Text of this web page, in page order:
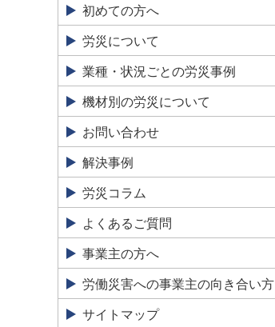
初めての方へ
労災について
業種・状況ごとの労災事例
機材別の労災について
お問い合わせ
解決事例
労災コラム
よくあるご質問
事業主の方へ
労働災害への事業主の向き合い方
サイトマップ